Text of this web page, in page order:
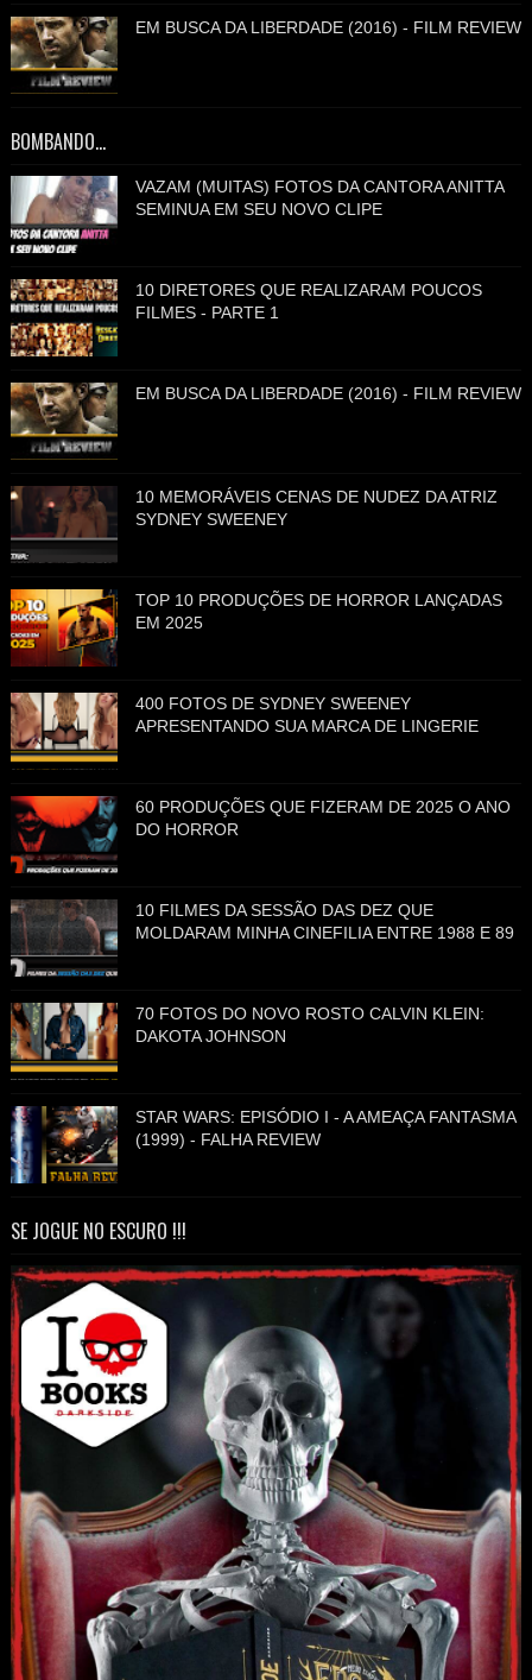
EM BUSCA DA LIBERDADE (2016) - FILM REVIEW
BOMBANDO...
VAZAM (MUITAS) FOTOS DA CANTORA ANITTA
SEMINUA EM SEU NOVO CLIPE
10 DIRETORES QUE REALIZARAM POUCOS
FILMES - PARTE 1
EM BUSCA DA LIBERDADE (2016) - FILM REVIEW
10 MEMORÁVEIS CENAS DE NUDEZ DA ATRIZ
SYDNEY SWEENEY
TOP 10 PRODUÇÕES DE HORROR LANÇADAS
EM 2025
400 FOTOS DE SYDNEY SWEENEY
APRESENTANDO SUA MARCA DE LINGERIE
60 PRODUÇÕES QUE FIZERAM DE 2025 O ANO
DO HORROR
10 FILMES DA SESSÃO DAS DEZ QUE
MOLDARAM MINHA CINEFILIA ENTRE 1988 E 89
70 FOTOS DO NOVO ROSTO CALVIN KLEIN:
DAKOTA JOHNSON
STAR WARS: EPISÓDIO I - A AMEAÇA FANTASMA
(1999) - FALHA REVIEW
SE JOGUE NO ESCURO !!!